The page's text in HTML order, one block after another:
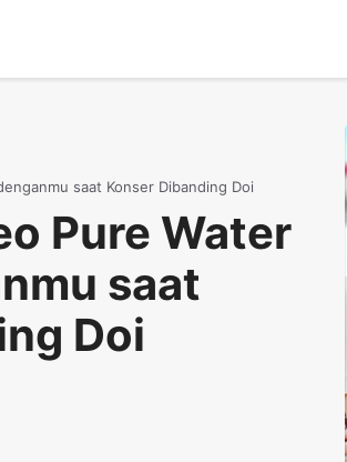
saat Konser Dibanding Doi
Pure Water
saat
Doi